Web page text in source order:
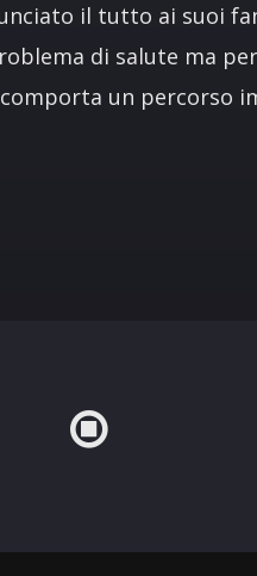
il tutto ai suoi
di salute ma
un percorso